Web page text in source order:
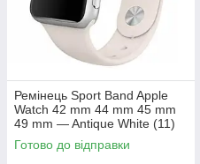
Ремінець Sport Band Apple
Watch 42 mm 44 mm 45 mm
49 mm — Antique White (11)
Готово до відправки